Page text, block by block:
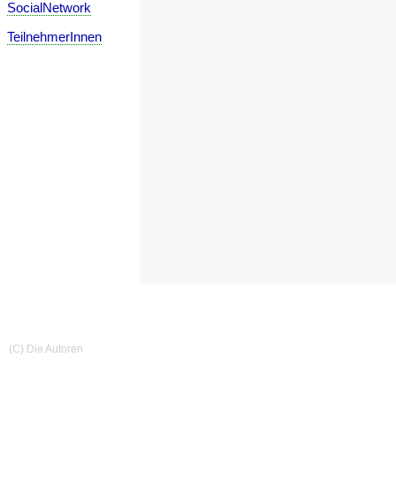
SocialNetwork
TeilnehmerInnen
(C) Die Autoren